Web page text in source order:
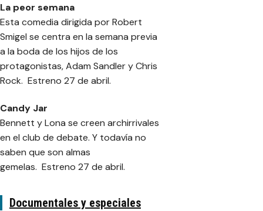
La peor semana
Esta comedia dirigida por Robert
Smigel se centra en la semana previa
a la boda de los hijos de los
protagonistas, Adam Sandler y Chris
Rock. Estreno 27 de abril.
Candy Jar
Bennett y Lona se creen archirrivales
en el club de debate. Y todavía no
saben que son almas
gemelas. Estreno 27 de abril.
Documentales y especiales